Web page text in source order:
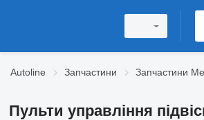
Autoline Запчастини Запчастини
Пульти управління